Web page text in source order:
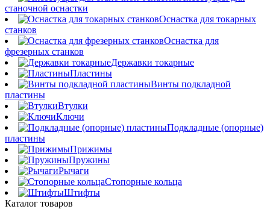
станочной оснастки
Оснастка для токарных
станков
Оснастка для
фрезерных станков
Державки токарные
Пластины
Винты подкладной
пластины
Втулки
Ключи
Подкладные (опорные)
пластины
Прижимы
Пружины
Рычаги
Стопорные кольца
Штифты
Каталог товаров